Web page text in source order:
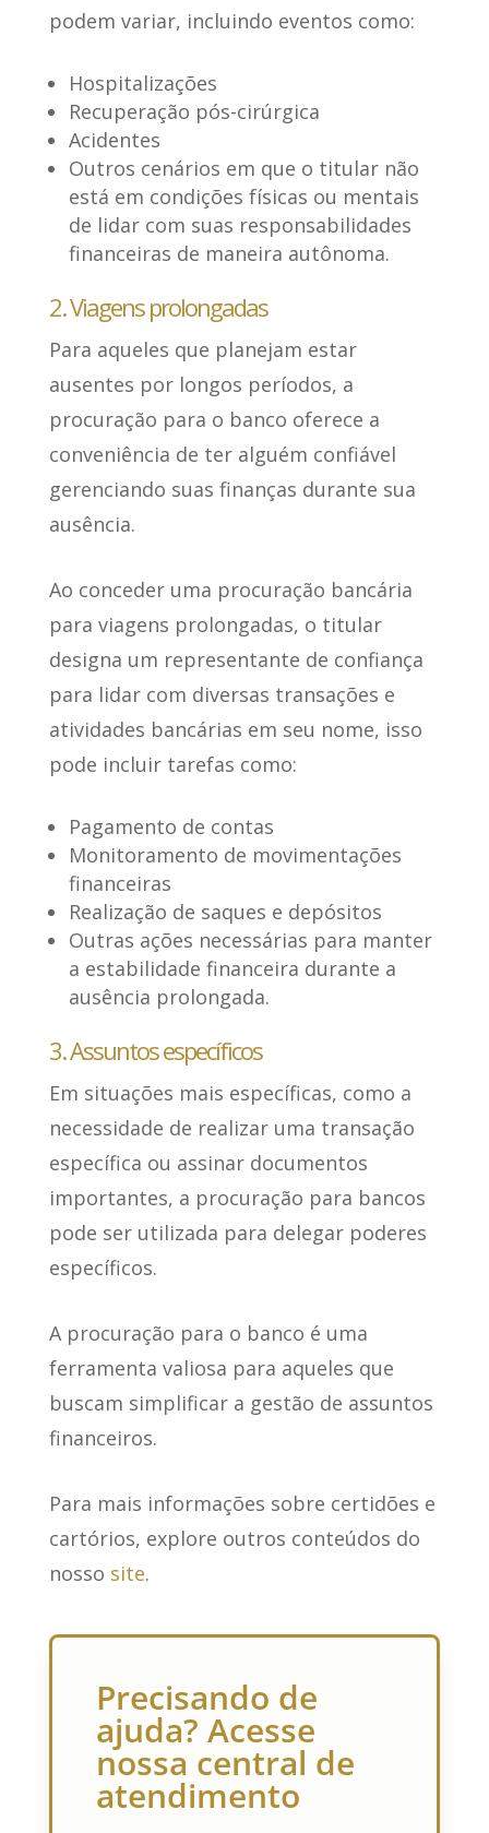
podem variar, incluindo eventos como:
Hospitalizações
Recuperação pós-cirúrgica
Acidentes
Outros cenários em que o titular não
está em condições físicas ou mentais
de lidar com suas responsabilidades
financeiras de maneira autônoma.
2. Viagens prolongadas
Para aqueles que planejam estar
ausentes por longos períodos, a
procuração para o banco oferece a
conveniência de ter alguém confiável
gerenciando suas finanças durante sua
ausência.
Ao conceder uma procuração bancária
para viagens prolongadas, o titular
designa um representante de confiança
para lidar com diversas transações e
atividades bancárias em seu nome, isso
pode incluir tarefas como:
Pagamento de contas
Monitoramento de movimentações
financeiras
Realização de saques e depósitos
Outras ações necessárias para manter
a estabilidade financeira durante a
ausência prolongada.
3. Assuntos específicos
Em situações mais específicas, como a
necessidade de realizar uma transação
específica ou assinar documentos
importantes, a procuração para bancos
pode ser utilizada para delegar poderes
específicos.
A procuração para o banco é uma
ferramenta valiosa para aqueles que
buscam simplificar a gestão de assuntos
financeiros.
Para mais informações sobre certidões e
cartórios, explore outros conteúdos do
nosso site.
Precisando de
ajuda? Acesse
nossa central de
atendimento